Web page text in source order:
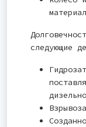
следующие